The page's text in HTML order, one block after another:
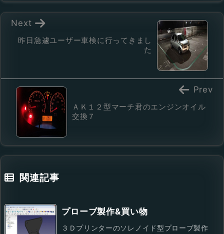
昨日急遽ユーザー車検に行ってきまし
た
Next
ＡＫ１２型マーチ君のエンジンオイル
交換７
Prev
関連記事
プローブ製作&買い物
３Ｄプリンターのソレノイド型プローブ製作